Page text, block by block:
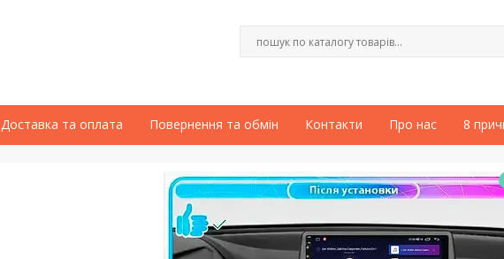
Доставка та оплата Повернення та обмін Контакти Про нас 8